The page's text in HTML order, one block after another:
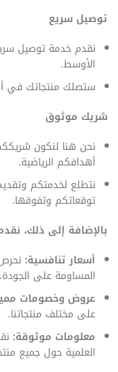
توصيل سريع
نقدم خدمة توصيل
الأوسط.
ستصلك منتجاتك في
شريك موثوق
نحن هنا لنكون
أهدافكم الرياضية.
نتطلع لخدمتكم
توقعاتكم وتفوقها.
بالإضافة إلى ذلك،
أسعار تنافسية:
المساومة على الجودة.
عروض وخصومات
على مختلف منتجاتنا.
معلومات موثوقة:
العلمية حول جميع